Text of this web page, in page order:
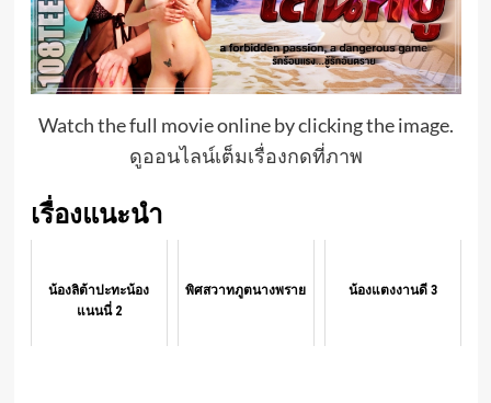
Watch the full movie online by clicking the image.
ดูออนไลน์เต็มเรื่องกดที่ภาพ
เรื่องแนะนำ
น้องลิต้าปะทะน้อง
แนนนี่ 2
พิศสวาทภูตนางพราย น้องแตงงานดี 3